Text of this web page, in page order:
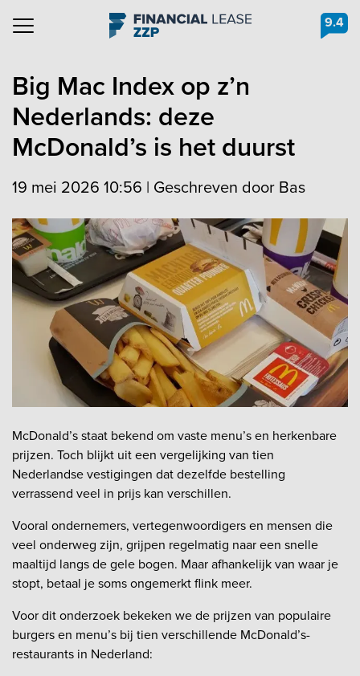
Navigation 9.4
Big Mac Index op z’n
Nederlands: deze
McDonald’s is het duurst
19 mei 2026 10:56 | Geschreven door Bas
McDonald’s staat bekend om vaste menu’s en herkenbare
prijzen. Toch blijkt uit een vergelijking van tien
Nederlandse vestigingen dat dezelfde bestelling
verrassend veel in prijs kan verschillen.
Vooral ondernemers, vertegenwoordigers en mensen die
veel onderweg zijn, grijpen regelmatig naar een snelle
maaltijd langs de gele bogen. Maar afhankelijk van waar je
stopt, betaal je soms ongemerkt flink meer.
Voor dit onderzoek bekeken we de prijzen van populaire
burgers en menu’s bij tien verschillende McDonald’s-
restaurants in Nederland: